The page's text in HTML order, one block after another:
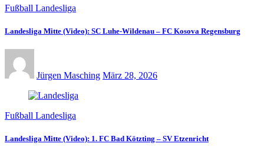
Fußball Landesliga
Landesliga Mitte (Video): SC Luhe-Wildenau – FC Kosova Regensburg
Jürgen Masching März 28, 2026
Fußball Landesliga
Landesliga Mitte (Video): 1. FC Bad Kötzting – SV Etzenricht